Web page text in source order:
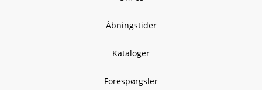
Åbningstider
Kataloger
Forespørgsler